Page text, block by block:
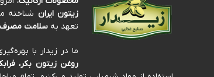
زیتون ایران شناخته
تعهد به سلامت
ما در زیدار با
روغن زیتون بکر،